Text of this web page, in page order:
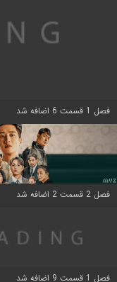
فصل 1 قسمت 6 اضافه شد
فصل 2 قسمت 2 اضافه شد
فصل 1 قسمت 9 اضافه شد